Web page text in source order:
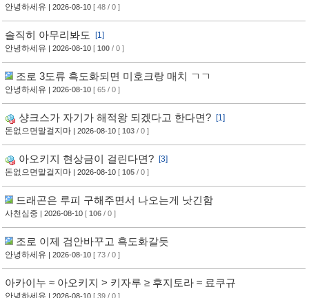
안녕하세유 | 2026-08-10 [ 48 / 0 ]
솔직히 아무리봐도
[1]
안녕하세유 | 2026-08-10 [ 100 / 0 ]
조로 3도류 흑도화되면 미호크랑 매치 ㄱㄱ
안녕하세유 | 2026-08-10 [ 65 / 0 ]
샹크스가 자기가 해적왕 되겠다고 한다면?
[1]
돈없으면말걸지마 | 2026-08-10 [ 103 / 0 ]
아오키지 현상금이 걸린다면?
[3]
돈없으면말걸지마 | 2026-08-10 [ 105 / 0 ]
드래곤은 루피 구해주면서 나오는게 낫긴함
사천심중 | 2026-08-10 [ 106 / 0 ]
조로 이제 검안바꾸고 흑도화갈듯
안녕하세유 | 2026-08-10 [ 73 / 0 ]
아카이누 ≈ 아오키지 > 키자루 ≥ 후지토라 ≈ 료쿠규
안녕하세유 | 2026-08-10 [ 39 / 0 ]